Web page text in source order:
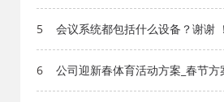
网_文档网
5 会议系统都包括什么设备？谢谢 ！
6
公司迎新春体育活动方案_春节方